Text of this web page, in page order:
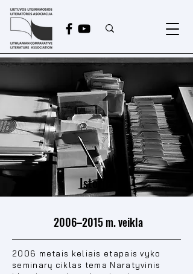
Istorija
2006–2015 m. veikla
2006 metais keliais etapais vyko
seminarų ciklas tema Naratyvinis